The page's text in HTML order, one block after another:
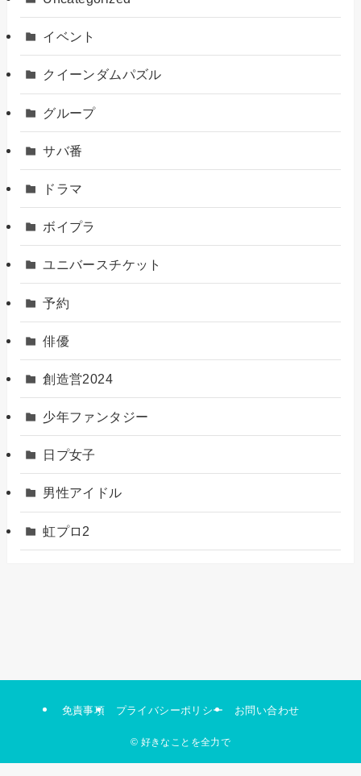
イベント
クイーンダムパズル
グループ
サバ番
ドラマ
ボイプラ
ユニバースチケット
予約
俳優
創造営2024
少年ファンタジー
日プ女子
男性アイドル
虹プロ2
免責事項 プライバシーポリシー お問い合わせ
© 好きなことを全力で